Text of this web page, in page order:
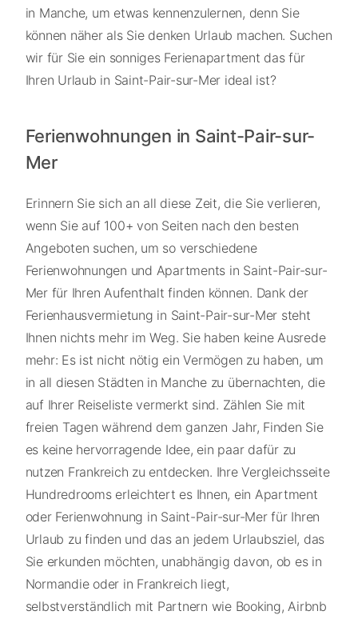
in Manche, um etwas kennenzulernen, denn Sie
können näher als Sie denken Urlaub machen. Suchen
wir für Sie ein sonniges Ferienapartment das für
Ihren Urlaub in Saint-Pair-sur-Mer ideal ist?
Ferienwohnungen in Saint-Pair-sur-
Mer
Erinnern Sie sich an all diese Zeit, die Sie verlieren,
wenn Sie auf 100+ von Seiten nach den besten
Angeboten suchen, um so verschiedene
Ferienwohnungen und Apartments in Saint-Pair-sur-
Mer für Ihren Aufenthalt finden können. Dank der
Ferienhausvermietung in Saint-Pair-sur-Mer steht
Ihnen nichts mehr im Weg. Sie haben keine Ausrede
mehr: Es ist nicht nötig ein Vermögen zu haben, um
in all diesen Städten in Manche zu übernachten, die
auf Ihrer Reiseliste vermerkt sind. Zählen Sie mit
freien Tagen während dem ganzen Jahr, Finden Sie
es keine hervorragende Idee, ein paar dafür zu
nutzen Frankreich zu entdecken. Ihre Vergleichsseite
Hundredrooms erleichtert es Ihnen, ein Apartment
oder Ferienwohnung in Saint-Pair-sur-Mer für Ihren
Urlaub zu finden und das an jedem Urlaubsziel, das
Sie erkunden möchten, unabhängig davon, ob es in
Normandie oder in Frankreich liegt,
selbstverständlich mit Partnern wie Booking, Airbnb